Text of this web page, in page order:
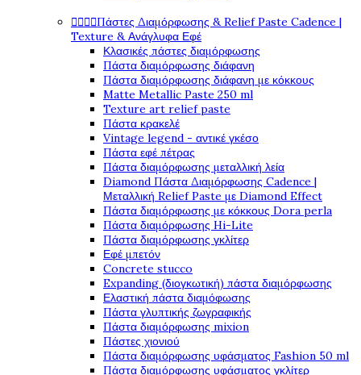
Πάστες Διαμόρφωσης & Relief Paste Cadence |
Texture & Ανάγλυφα Εφέ
Κλασικές πάστες διαμόρφωσης
Πάστα διαμόρφωσης διάφανη
Πάστα διαμόρφωσης διάφανη με κόκκους
Matte Metallic Paste 250 ml
Texture art relief paste
Πάστα κρακελέ
Vintage legend - αντικέ γκέσο
Πάστα εφέ πέτρας
Πάστα διαμόρφωσης μεταλλική λεία
Diamond Πάστα Διαμόρφωσης Cadence |
Μεταλλική Relief Paste με Diamond Effect
Πάστα διαμόρφωσης με κόκκους Dora perla
Πάστα διαμόρφωσης Hi-Lite
Πάστα διαμόρφωσης γκλίτερ
Εφέ μπετόν
Concrete stucco
Expanding (διογκωτική) πάστα διαμόρφωσης
Ελαστική πάστα διαμόφωσης
Πάστα γλυπτικής ζωγραφικής
Πάστα διαμόρφωσης mixion
Πάστες χιονιού
Πάστα διαμόρφωσης υφάσματος Fashion 50 ml
Πάστα διαμόρφωσης υφάσματος γκλίτερ